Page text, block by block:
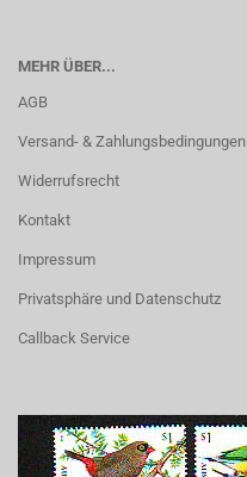
MEHR ÜBER...
AGB
Versand- & Zahlungsbedingungen
Widerrufsrecht
Kontakt
Impressum
Privatsphäre und Datenschutz
Callback Service